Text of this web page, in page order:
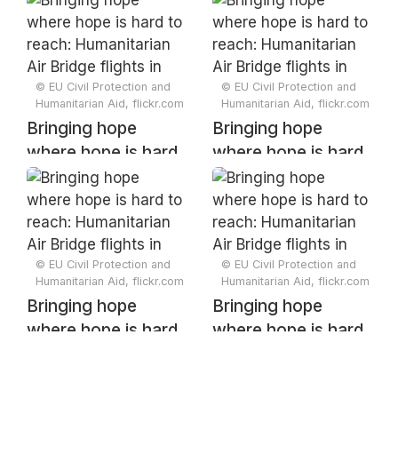
Humanitarian Air
Bridge flights in
Somalia
Humanitarian Air
Bridge flights in
Somalia
© EU Civil Protection and
Humanitarian Aid, flickr.com
Bringing hope
where hope is hard
to reach:
Humanitarian Air
Bridge flights in
Somalia
© EU Civil Protection and
Humanitarian Aid, flickr.com
Bringing hope
where hope is hard
to reach:
Humanitarian Air
Bridge flights in
Somalia
© EU Civil Protection and
Humanitarian Aid, flickr.com
Bringing hope
where hope is hard
© EU Civil Protection and
Humanitarian Aid, flickr.com
Bringing hope
where hope is hard